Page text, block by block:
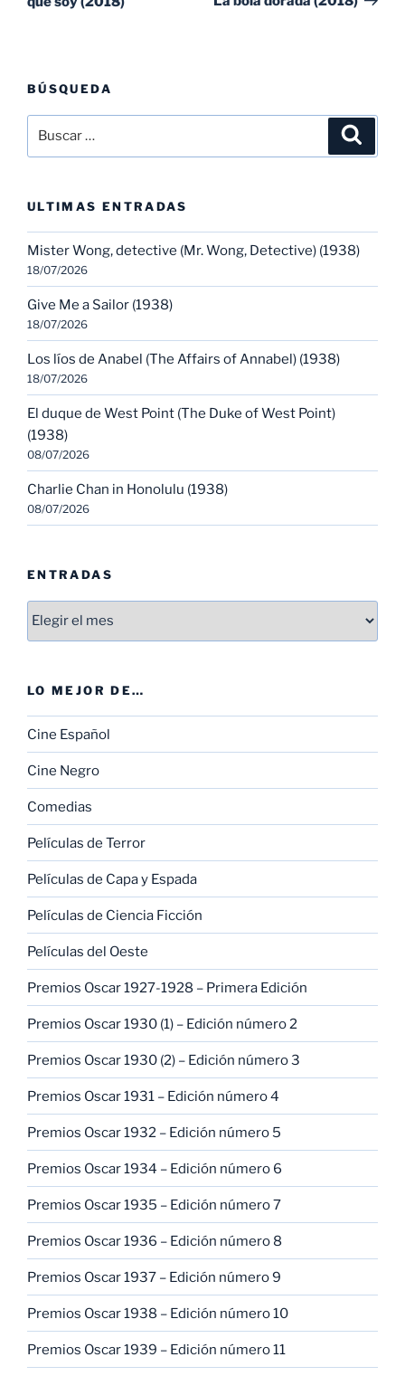
BÚSQUEDA
por:
ULTIMAS ENTRADAS
Mister Wong, detective (Mr. Wong, Detective) (1938)
18/07/2026
Give Me a Sailor (1938)
18/07/2026
Los líos de Anabel (The Affairs of Annabel) (1938)
18/07/2026
El duque de West Point (The Duke of West Point)
(1938)
08/07/2026
Charlie Chan in Honolulu (1938)
08/07/2026
ENTRADAS
Entradas
LO MEJOR DE…
Cine Español
Cine Negro
Comedias
Películas de Terror
Películas de Capa y Espada
Películas de Ciencia Ficción
Películas del Oeste
Premios Oscar 1927-1928 – Primera Edición
Premios Oscar 1930 (1) – Edición número 2
Premios Oscar 1930 (2) – Edición número 3
Premios Oscar 1931 – Edición número 4
Premios Oscar 1932 – Edición número 5
Premios Oscar 1934 – Edición número 6
Premios Oscar 1935 – Edición número 7
Premios Oscar 1936 – Edición número 8
Premios Oscar 1937 – Edición número 9
Premios Oscar 1938 – Edición número 10
Premios Oscar 1939 – Edición número 11